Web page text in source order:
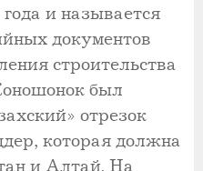
и называется
документов
строительства
был
отрезок
которая должна
и Алтай. На